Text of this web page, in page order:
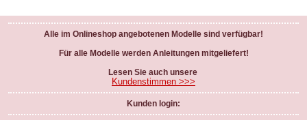
Alle im Onlineshop angebotenen Modelle sind verfügbar!
Für alle Modelle werden Anleitungen mitgeliefert!
Lesen Sie auch unsere
Kundenstimmen >>>
Kunden login: